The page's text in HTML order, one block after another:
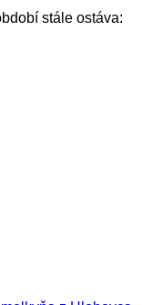
stále ostáva: